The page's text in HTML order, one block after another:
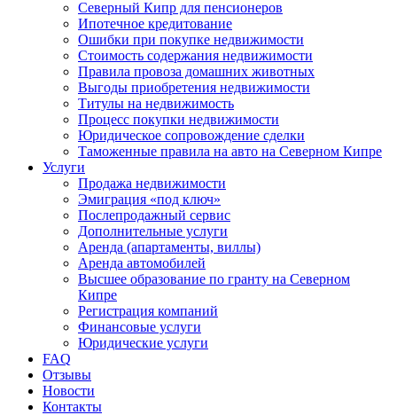
Северный Кипр для пенсионеров
Ипотечное кредитование
Ошибки при покупке недвижимости
Стоимость содержания недвижимости
Правила провоза домашних животных
Выгоды приобретения недвижимости
Титулы на недвижимость
Процесс покупки недвижимости
Юридическое сопровождение сделки
Таможенные правила на авто на Северном Кипре
Услуги
Продажа недвижимости
Эмиграция «под ключ»
Послепродажный сервис
Дополнительные услуги
Аренда (апартаменты, виллы)
Аренда автомобилей
Высшее образование по гранту на Северном
Кипре
Регистрация компаний
Финансовые услуги
Юридические услуги
FAQ
Отзывы
Новости
Контакты